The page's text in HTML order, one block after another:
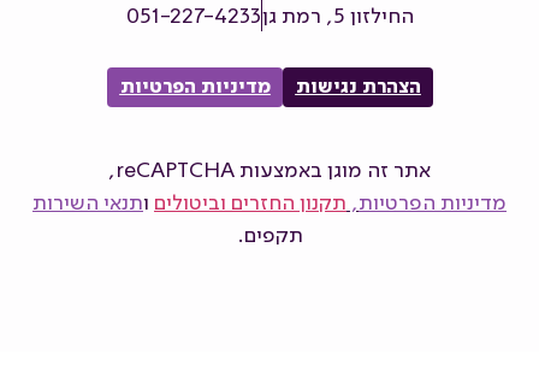
החילזון 5, רמת גן 051-227-4233
הצהרת נגישות מדיניות הפרטיות
אתר זה מוגן באמצעות reCAPTCHA,
מדיניות הפרטיות, תקנון החזרים וביטולים ותנאי השירות
תקפים.